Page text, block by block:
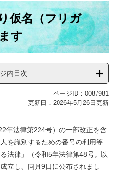
仮名（フリガ
す
内目次
ページID：0087981
更新日：2026年5月26日更新
年法律第224号）の一部改正を含
を識別するための番号の利用等
法律」（令和5年法律第48号。以
立し、同月9日に公布されまし